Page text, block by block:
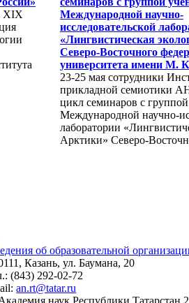
XIX
Международной научно-
исследовательской
«Лингвистическая
Северо-Восточного
университета имени М.
23-25 мая сотрудники
прикладной семиотики
цикл семинаров с
Международной научно-
лаборатории
Арктики» Северо-
об образовательной
Казань, ул. Баумана, 20
(843) 292-02-72
an.rt@tatar.ru
наук Республики Татарстан